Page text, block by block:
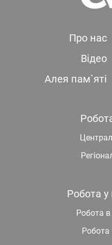
Про нас
Відео
Алея пам`яті
Робота
Робота
Робота